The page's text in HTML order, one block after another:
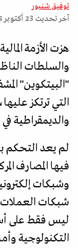
توفيق شنبور
آخر تحديث 23 أكتوبر 2025
والسلطات
"البيتكوين"
التي ترتكز
والديمقراطية
لم يعد التحكم
فيها المصارف
وشبكات
شبكات العملات
ليس فقط على
التكنولوجية